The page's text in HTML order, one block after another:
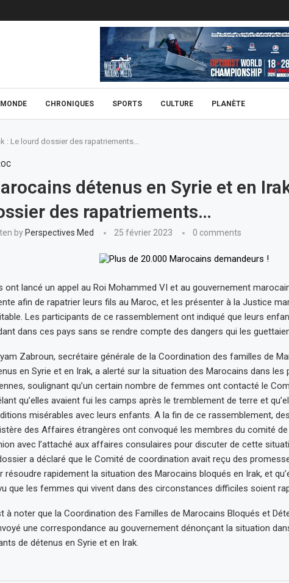
MONDE CHRONIQUES SPORTS CULTURE PLANÈTE
: Le lourd dossier des rapatriements…
détenus en Syrie et en
des rapatriements…
by Perspectives Med 25 février 2023 0 comments
ont lancé un appel au Roi Mohammed VI et au gouvernement
afin de rapatrier leurs fils au Maroc, et les présenter à la Justice
Les participants de ce rassemblement ont indiqué que leurs
dans ces pays sans se rendre compte des dangers qui les
Zabroun, secrétaire générale de la Coordination des familles de
en Syrie et en Irak, a alerté sur la situation des Marocains dans les
soulignant qu’un certain nombre de femmes ont contacté le
qu’elles avaient fui les camps après le tremblement de terre et
misérables avec leurs enfants. A la fin de ce rassemblement,
des Affaires étrangères ont convoqué les membres du comité
avec l’attaché aux affaires consulaires pour discuter de cette
a déclaré que le Comité de coordination avait reçu des
résoudre rapidement la situation des Marocains bloqués en Irak, et
que les femmes qui vivent dans des circonstances difficiles soient
à noter que la Coordination des Familles de Marocains Bloqués et
une correspondance au gouvernement dénonçant la situation
de détenus en Syrie et en Irak.